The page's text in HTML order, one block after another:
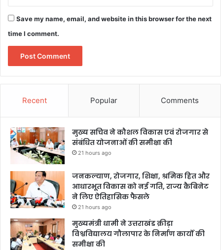
Save my name, email, and website in this browser for the next
time I comment.
Recent Popular Comments
मुख्य सचिव ने कौशल विकास एवं रोजगार से
संबंधित योजनाओं की समीक्षा की
21 hours ago
जनकल्याण, रोजगार, शिक्षा, श्रमिक हित और
आधारभूत विकास को नई गति, राज्य कैबिनेट
ने लिए ऐतिहासिक फैसले
21 hours ago
मुख्यमंत्री धामी ने उत्तराखंड क्रीड़ा
विश्वविद्यालय गौलापार के निर्माण कार्यों की
समीक्षा की